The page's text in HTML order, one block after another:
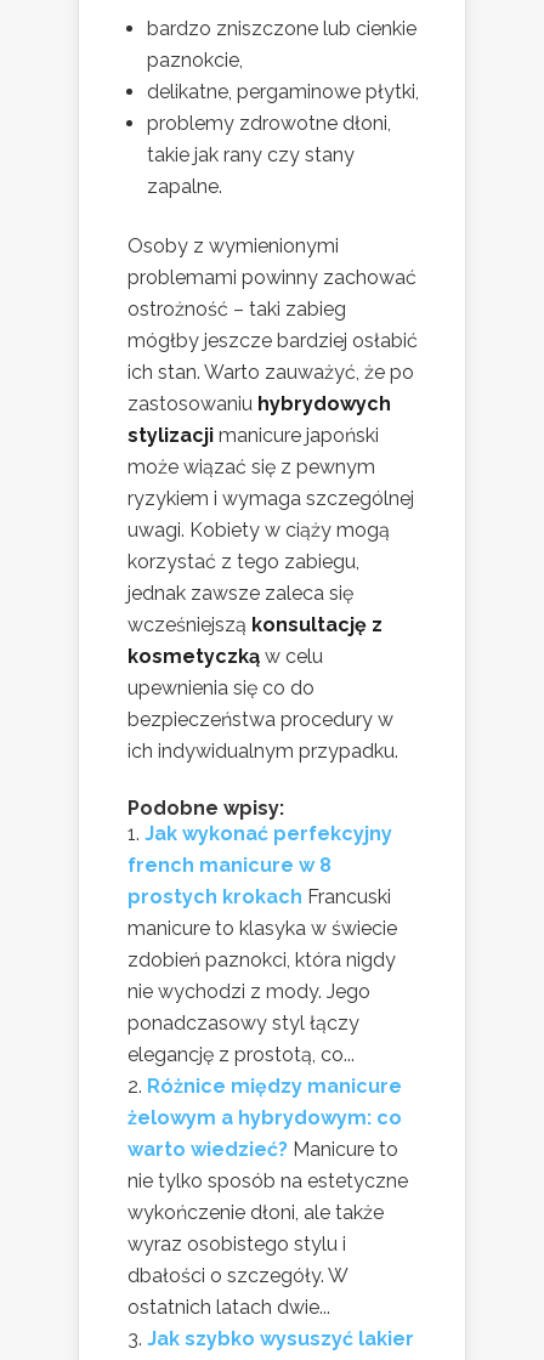
bardzo zniszczone lub cienkie
paznokcie,
delikatne, pergaminowe płytki,
problemy zdrowotne dłoni,
takie jak rany czy stany
zapalne.
Osoby z wymienionymi
problemami powinny zachować
ostrożność – taki zabieg
mógłby jeszcze bardziej osłabić
ich stan. Warto zauważyć, że po
zastosowaniu hybrydowych
stylizacji manicure japoński
może wiązać się z pewnym
ryzykiem i wymaga szczególnej
uwagi. Kobiety w ciąży mogą
korzystać z tego zabiegu,
jednak zawsze zaleca się
wcześniejszą konsultację z
kosmetyczką w celu
upewnienia się co do
bezpieczeństwa procedury w
ich indywidualnym przypadku.
Podobne wpisy:
Jak wykonać perfekcyjny
french manicure w 8
prostych krokach Francuski
manicure to klasyka w świecie
zdobień paznokci, która nigdy
nie wychodzi z mody. Jego
ponadczasowy styl łączy
elegancję z prostotą, co...
Różnice między manicure
żelowym a hybrydowym: co
warto wiedzieć? Manicure to
nie tylko sposób na estetyczne
wykończenie dłoni, ale także
wyraz osobistego stylu i
dbałości o szczegóły. W
ostatnich latach dwie...
Jak szybko wysuszyć lakier